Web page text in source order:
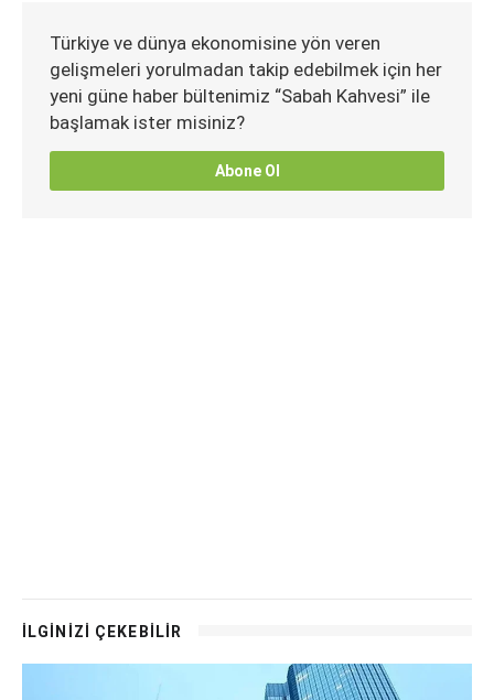
Türkiye ve dünya ekonomisine yön veren
gelişmeleri yorulmadan takip edebilmek için her
yeni güne haber bültenimiz “Sabah Kahvesi” ile
başlamak ister misiniz?
Abone Ol
İLGİNİZİ ÇEKEBİLİR